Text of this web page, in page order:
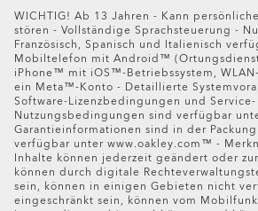
Oakley Meta HSTN
CHF 194.00
Auf Oakley.com gekaufte Artikel
Oakley-Geschäften zurückgegeben
Rückgabe eines Online-Kaufs in
oder einem zertifizierten Premium-
WICHTIG! Ab 13 Jahren - Kann
stören - Vollständige Sprachsteuerung -
Französisch, Spanisch und Italienisch
Mobiltelefon mit Android™
iPhone™ mit iOS™-Betriebssystem,
ein Meta™-Konto - Detaillierte
Software-Lizenzbedingungen und Service-
Nutzungsbedingungen sind verfügbar
Garantieinformationen sind in der
verfügbar unter www.oakley.com™ -
Inhalte können jederzeit geändert oder
können durch digitale
sein, können in einigen Gebieten nicht
eingeschränkt sein, können vom